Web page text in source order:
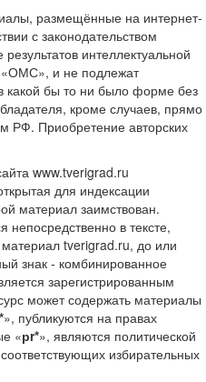
размещённые на интернет-
с законодательством
интеллектуальной
и не подлежат
какой бы то ни было форме без
кроме случаев, прямо
РФ. Приобретение авторских
www.tverigrad.ru
для индексации
материал заимствован.
в тексте,
tverigrad.ru, до или
знак - комбинированное
зарегистрированным
может содержать материалы
», публикуются на правах
«рr*», являются политической
избирательных